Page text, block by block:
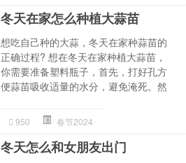
冬天在家怎么种植大蒜苗
想吃自己种的大蒜，冬天在家种蒜苗的
正确过程? 想在冬天在家种植大蒜苗，
你需要准备塑料瓶子，首先，打好孔方
便蒜苗吸收适量的水分，避免淹死。然
950 春节2024
冬天怎么和女朋友出门